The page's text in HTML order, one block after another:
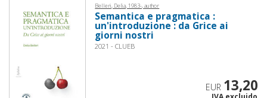
Belleri, Delia, 1983-, author
Semantica e pragmatica :
un'introduzione : da Grice ai
giorni nostri
2021 - CLUEB
EUR 13,20